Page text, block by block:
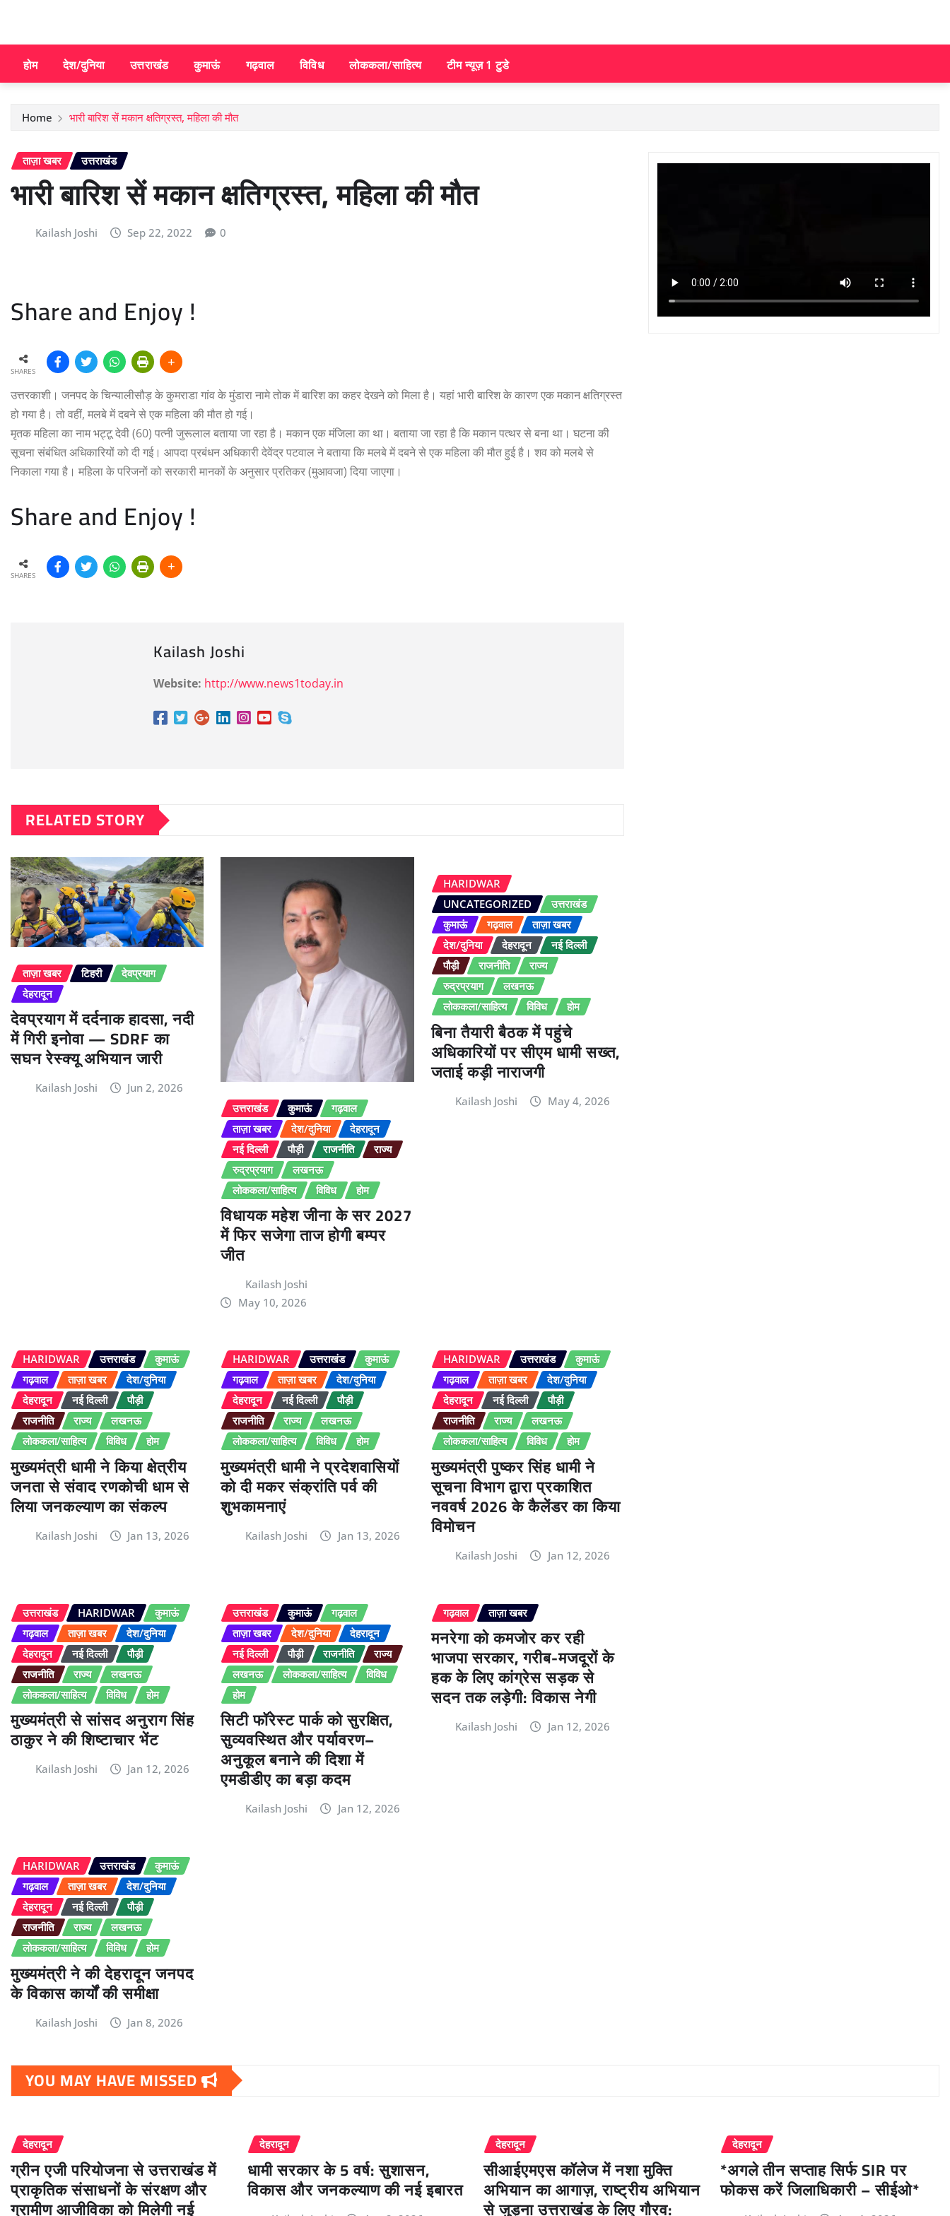
होम देश/दुनिया उत्तराखंड कुमाऊं गढ़वाल विविध लोककला/साहित्य टीम न्यूज़ 1 टुडे
Home भारी बारिश सें मकान क्षतिग्रस्त, महिला की मौत
ताज़ा खबर उत्तराखंड
भारी बारिश सें मकान क्षतिग्रस्त, महिला की मौत
Kailash Joshi Sep 22, 2022 0
Share and Enjoy !
SHARES
उत्तरकाशी। जनपद के चिन्यालीसौड़ के कुमराडा गांव के मुंडारा नामे तोक में बारिश का कहर देखने को मिला है। यहां भारी बारिश के कारण एक मकान क्षतिग्रस्त
हो गया है। तो वहीं, मलबे में दबने से एक महिला की मौत हो गई।
मृतक महिला का नाम भट्टू देवी (60) पत्नी जुरूलाल बताया जा रहा है। मकान एक मंजिला का था। बताया जा रहा है कि मकान पत्थर से बना था। घटना की
सूचना संबंधित अधिकारियों को दी गई। आपदा प्रबंधन अधिकारी देवेंद्र पटवाल ने बताया कि मलबे में दबने से एक महिला की मौत हुई है। शव को मलबे से
निकाला गया है। महिला के परिजनों को सरकारी मानकों के अनुसार प्रतिकर (मुआवजा) दिया जाएगा।
Share and Enjoy !
SHARES
Kailash Joshi
Website: http://www.news1today.in
RELATED STORY
ताज़ा खबर टिहरी
देवप्रयाग
देहरादून
देवप्रयाग में दर्दनाक हादसा, नदी
में गिरी इनोवा — SDRF का
सघन रेस्क्यू अभियान जारी
Kailash Joshi
Jun 2, 2026
उत्तराखंड
कुमाऊं
गढ़वाल
ताज़ा खबर
देश/दुनिया
देहरादून
नई दिल्ली
पौड़ी राजनीति
राज्य
रुद्रप्रयाग
लखनऊ
लोककला/साहित्य
विविध होम
विधायक महेश जीना के सर 2027
में फिर सजेगा ताज होगी बम्पर
जीत
Kailash Joshi
May 10, 2026
HARIDWAR
UNCATEGORIZED
उत्तराखंड
कुमाऊं
गढ़वाल
ताज़ा खबर
देश/दुनिया
देहरादून
नई दिल्ली
पौड़ी
राजनीति
राज्य
रुद्रप्रयाग
लखनऊ
लोककला/साहित्य
विविध होम
बिना तैयारी बैठक में पहुंचे
अधिकारियों पर सीएम धामी सख्त,
जताई कड़ी नाराजगी
Kailash Joshi May 4, 2026
HARIDWAR उत्तराखंड
कुमाऊं
गढ़वाल
ताज़ा खबर
देश/दुनिया
देहरादून
नई दिल्ली
पौड़ी
राजनीति
राज्य
लखनऊ
लोककला/साहित्य
विविध होम
मुख्यमंत्री धामी ने किया क्षेत्रीय
जनता से संवाद रणकोची धाम से
लिया जनकल्याण का संकल्प
Kailash Joshi Jan 13, 2026
HARIDWAR उत्तराखंड
कुमाऊं
गढ़वाल
ताज़ा खबर
देश/दुनिया
देहरादून
नई दिल्ली
पौड़ी
राजनीति
राज्य
लखनऊ
लोककला/साहित्य
विविध होम
मुख्यमंत्री धामी ने प्रदेशवासियों
को दी मकर संक्रांति पर्व की
शुभकामनाएं
Kailash Joshi Jan 13, 2026
HARIDWAR उत्तराखंड
कुमाऊं
गढ़वाल
ताज़ा खबर
देश/दुनिया
देहरादून
नई दिल्ली
पौड़ी
राजनीति
राज्य
लखनऊ
लोककला/साहित्य
विविध होम
मुख्यमंत्री पुष्कर सिंह धामी ने
सूचना विभाग द्वारा प्रकाशित
नववर्ष 2026 के कैलेंडर का किया
विमोचन
Kailash Joshi Jan 12, 2026
उत्तराखंड HARIDWAR
कुमाऊं
गढ़वाल
ताज़ा खबर
देश/दुनिया
देहरादून
नई दिल्ली
पौड़ी
राजनीति
राज्य
लखनऊ
लोककला/साहित्य
विविध होम
मुख्यमंत्री से सांसद अनुराग सिंह
ठाकुर ने की शिष्टाचार भेंट
Kailash Joshi Jan 12, 2026
उत्तराखंड कुमाऊं
गढ़वाल
ताज़ा खबर
देश/दुनिया
देहरादून
नई दिल्ली
पौड़ी राजनीति
राज्य
लखनऊ
लोककला/साहित्य
विविध
होम
सिटी फॉरेस्ट पार्क को सुरक्षित,
सुव्यवस्थित और पर्यावरण–
अनुकूल बनाने की दिशा में
एमडीडीए का बड़ा कदम
Kailash Joshi Jan 12, 2026
गढ़वाल ताज़ा खबर
मनरेगा को कमजोर कर रही
भाजपा सरकार, गरीब-मजदूरों के
हक के लिए कांग्रेस सड़क से
सदन तक लड़ेगी: विकास नेगी
Kailash Joshi Jan 12, 2026
HARIDWAR उत्तराखंड
कुमाऊं
गढ़वाल
ताज़ा खबर
देश/दुनिया
देहरादून
नई दिल्ली
पौड़ी
राजनीति
राज्य
लखनऊ
लोककला/साहित्य
विविध होम
मुख्यमंत्री ने की देहरादून जनपद
के विकास कार्यों की समीक्षा
Kailash Joshi Jan 8, 2026
YOU MAY HAVE MISSED
देहरादून
ग्रीन एजी परियोजना से उत्तराखंड में
प्राकृतिक संसाधनों के संरक्षण और
ग्रामीण आजीविका को मिलेगी नई
देहरादून
धामी सरकार के 5 वर्ष: सुशासन,
विकास और जनकल्याण की नई इबारत
देहरादून
सीआईएमएस कॉलेज में नशा मुक्ति
अभियान का आगाज़, राष्ट्रीय अभियान
से जुड़ना उत्तराखंड के लिए गौरव:
देहरादून
*अगले तीन सप्ताह सिर्फ SIR पर
फोकस करें जिलाधिकारी – सीईओ*